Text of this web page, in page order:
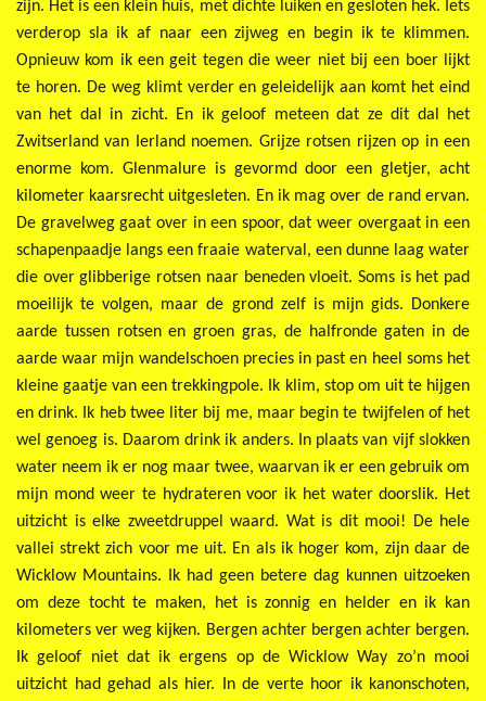
zijn. Het is een klein huis, met dichte luiken en gesloten hek. Iets
verderop sla ik af naar een zijweg en begin ik te klimmen.
Opnieuw kom ik een geit tegen die weer niet bij een boer lijkt
te horen. De weg klimt verder en geleidelijk aan komt het eind
van het dal in zicht. En ik geloof meteen dat ze dit dal het
Zwitserland van Ierland noemen. Grijze rotsen rijzen op in een
enorme kom. Glenmalure is gevormd door een gletjer, acht
kilometer kaarsrecht uitgesleten. En ik mag over de rand ervan.
De gravelweg gaat over in een spoor, dat weer overgaat in een
schapenpaadje langs een fraaie waterval, een dunne laag water
die over glibberige rotsen naar beneden vloeit. Soms is het pad
moeilijk te volgen, maar de grond zelf is mijn gids. Donkere
aarde tussen rotsen en groen gras, de halfronde gaten in de
aarde waar mijn wandelschoen precies in past en heel soms het
kleine gaatje van een trekkingpole. Ik klim, stop om uit te hijgen
en drink. Ik heb twee liter bij me, maar begin te twijfelen of het
wel genoeg is. Daarom drink ik anders. In plaats van vijf slokken
water neem ik er nog maar twee, waarvan ik er een gebruik om
mijn mond weer te hydrateren voor ik het water doorslik. Het
uitzicht is elke zweetdruppel waard. Wat is dit mooi! De hele
vallei strekt zich voor me uit. En als ik hoger kom, zijn daar de
Wicklow Mountains. Ik had geen betere dag kunnen uitzoeken
om deze tocht te maken, het is zonnig en helder en ik kan
kilometers ver weg kijken. Bergen achter bergen achter bergen.
Ik geloof niet dat ik ergens op de Wicklow Way zo’n mooi
uitzicht had gehad als hier.
In de verte hoor ik kanonschoten,